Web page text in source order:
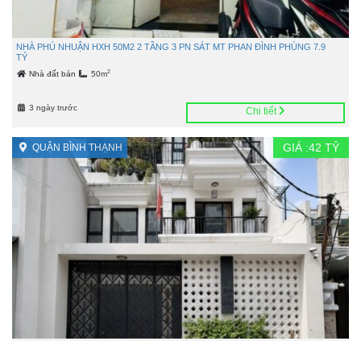
NHÀ PHÚ NHUẬN HXH 50M2 2 TẦNG 3 PN SÁT MT PHAN ĐÌNH PHÙNG 7.9
TỶ
Nhà đất bán 50m2
3 ngày trước Chi tiết
QUẬN BÌNH THẠNH GIÁ :42 TỶ